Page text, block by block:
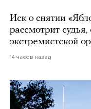
Иск о снятии
рассмотрит
экстремистской
14 часов назад